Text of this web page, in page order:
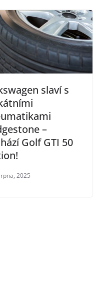
slaví s
–
Golf GTI 50
2025